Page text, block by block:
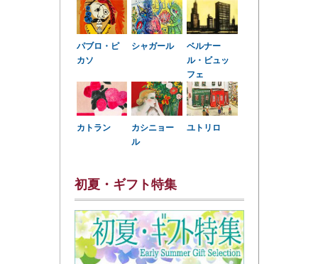
パブロ・ピ
カソ
シャガール
ベルナー
ル・ビュッ
フェ
カトラン
カシニョー
ル
ユトリロ
初夏・ギフト特集